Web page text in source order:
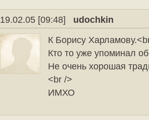
19.02.05 [09:48]
udochkin
К Борису
Кто то уже упоминал
Не очень хорошая
<br />
ИМХО